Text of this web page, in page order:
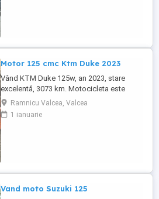
Motor 125 cmc Ktm Duke 2023
Vând KTM Duke 125w, an 2023, stare
excelentă, 3073 km. Motocicleta este
ideală pentru începători sau pentru oraș.
Fără daune, lovituri!
Ramnicu Valcea, Valcea
1 ianuarie
Vand moto Suzuki 125